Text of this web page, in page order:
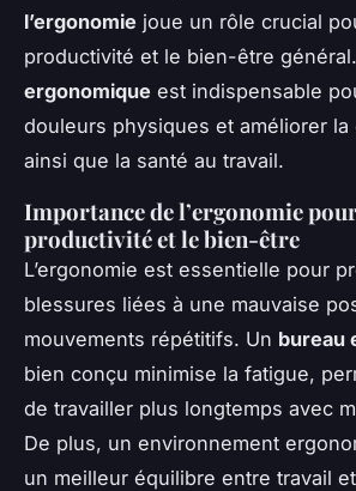
l’ergonomie joue un rôle crucial
productivité et le bien-être
ergonomique est indispensable
douleurs physiques et améliorer la
ainsi que la santé au travail.
Importance de l’ergonomie
productivité et le bien-être
L’ergonomie est essentielle pour
blessures liées à une mauvaise
mouvements répétitifs. Un bureau
bien conçu minimise la fatigue,
de travailler plus longtemps avec
De plus, un environnement
un meilleur équilibre entre travail